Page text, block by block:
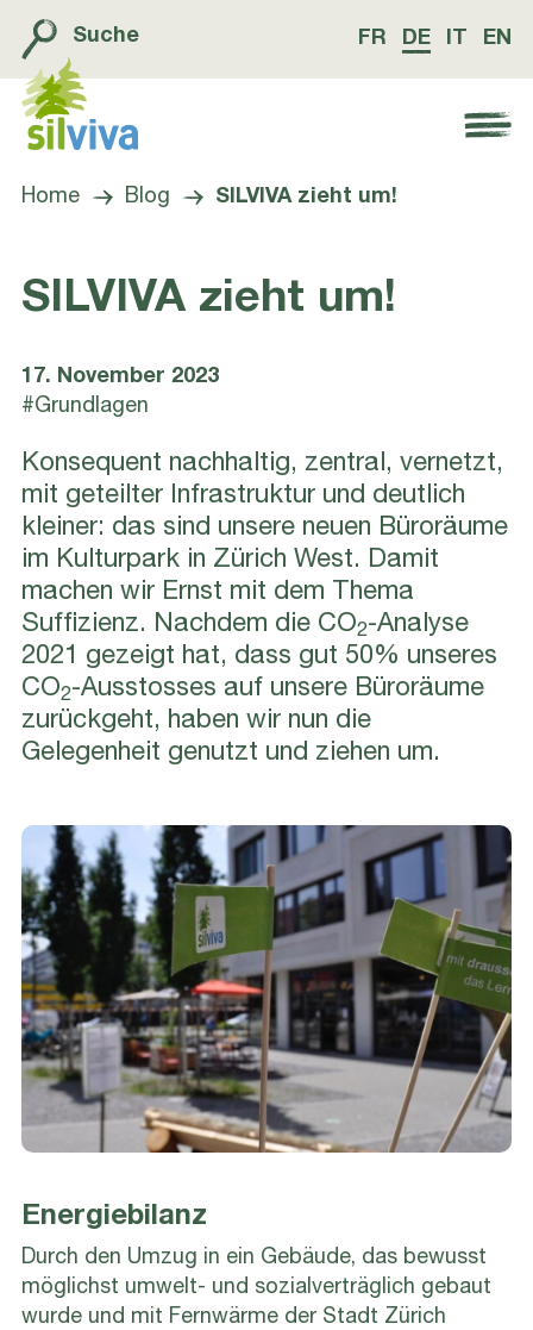
Suche FR DE EN
Navigation öffnen bzw. schliessen
Home Blog SILVIVA zieht um!
SILVIVA zieht um!
17. November 2023
#Grundlagen
Konsequent nachhaltig, zentral, vernetzt,
mit geteilter Infrastruktur und deutlich
kleiner: das sind unsere neuen Büroräume
im Kulturpark in Zürich West. Damit
machen wir Ernst mit dem Thema
Suffizienz. Nachdem die CO2-Analyse
2021 gezeigt hat, dass gut 50% unseres
CO2-Ausstosses auf unsere Büroräume
zurückgeht, haben wir nun die
Gelegenheit genutzt und ziehen um.
Energiebilanz
Durch den Umzug in ein Gebäude, das bewusst
möglichst umwelt- und sozialverträglich gebaut
wurde und mit Fernwärme der Stadt Zürich